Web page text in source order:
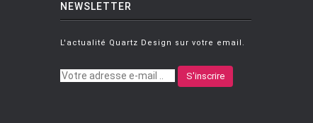
NEWSLETTER
L'actualité Quartz Design sur votre email.
S'inscrire